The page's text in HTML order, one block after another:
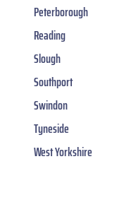
Peterborough
Reading
Slough
Southport
Swindon
Tyneside
West Yorkshire